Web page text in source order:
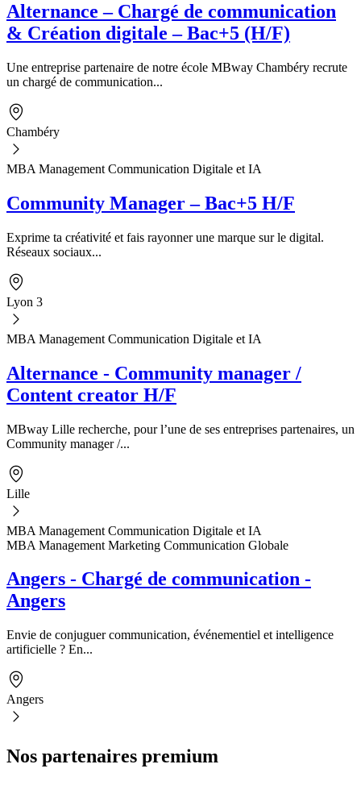
Alternance – Chargé de communication
& Création digitale – Bac+5 (H/F)
Une entreprise partenaire de notre école MBway Chambéry recrute
un chargé de communication...
Chambéry
MBA Management Communication Digitale et IA
Community Manager – Bac+5 H/F
Exprime ta créativité et fais rayonner une marque sur le digital.
Réseaux sociaux...
Lyon 3
MBA Management Communication Digitale et IA
Alternance - Community manager /
Content creator H/F
MBway Lille recherche, pour l’une de ses entreprises partenaires, un
Community manager /...
Lille
MBA Management Communication Digitale et IA
MBA Management Marketing Communication Globale
Angers - Chargé de communication -
Angers
Envie de conjuguer communication, événementiel et intelligence
artificielle ? En...
Angers
Nos partenaires premium